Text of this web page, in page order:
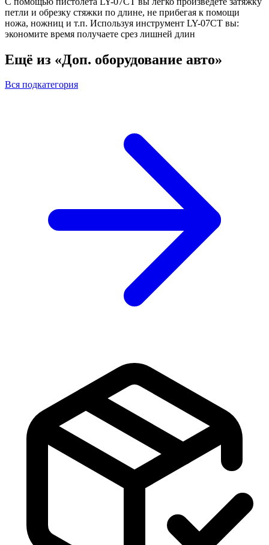
петли и обрезку стяжки по длине, не прибегая к помощи
ножа, ножниц и т.п. Используя инструмент LY-07CT вы:
экономите время получаете срез лишней длин
Ещё из «Доп. оборудование авто»
Вся подкатегория